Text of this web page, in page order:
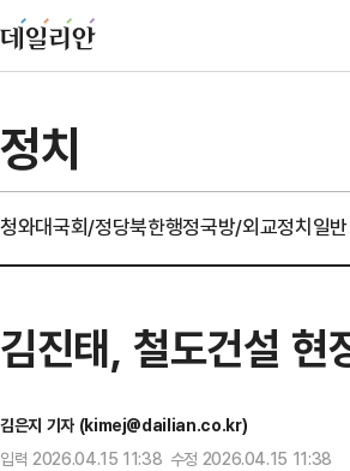
정치
청와대국회/정당북한행정국방/외교정치일반
김진태, 철도건설
김은지 기자 (kimej@dailian.co.kr)
입력 2026.04.15 11:38 수정 2026.04.15 11:38